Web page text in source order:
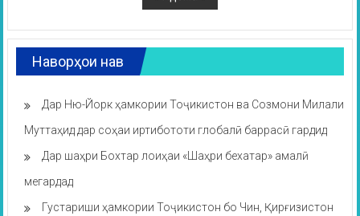
Наворҳои нав
Дар Ню-Йорк ҳамкории Тоҷикистон ва Созмони Милали
Муттаҳид дар соҳаи иртибототи глобалӣ баррасӣ гардид
Дар шаҳри Бохтар лоиҳаи «Шаҳри бехатар» амалӣ
мегардад
Густариши ҳамкории Тоҷикистон бо Чин, Қирғизистон